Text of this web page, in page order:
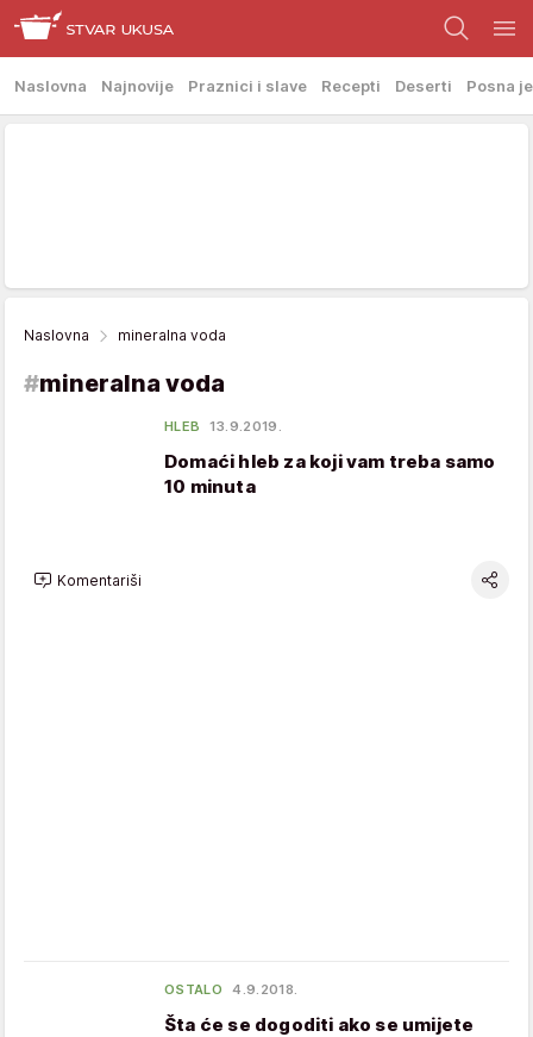
Naslovna Najnovije Praznici i slave Recepti Deserti Posna
Naslovna mineralna voda
#mineralna voda
HLEB 13.9.2019.
Domaći hleb za koji vam treba samo
10 minuta
Komentariši
OSTALO 4.9.2018.
Šta će se dogoditi ako se umijete